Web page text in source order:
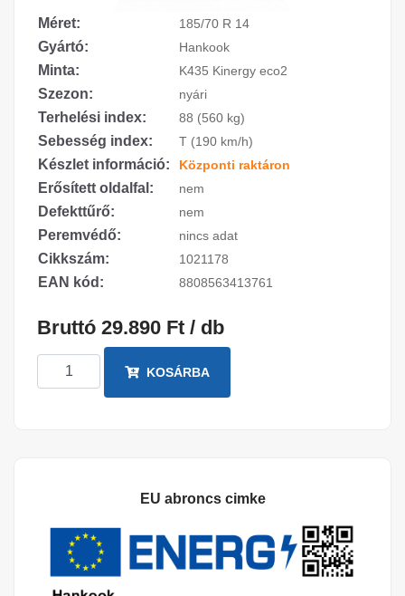
Méret: 185/70 R 14
Gyártó: Hankook
Minta: K435 Kinergy eco2
Szezon: nyári
Terhelési index: 88 (560 kg)
Sebesség index: T (190 km/h)
Készlet információ: Központi raktáron
Erősített oldalfal: nem
Defekttűrő: nem
Peremvédő: nincs adat
Cikkszám: 1021178
EAN kód: 8808563413761
Bruttó 29.890 Ft / db
KOSÁRBA
EU abroncs cimke